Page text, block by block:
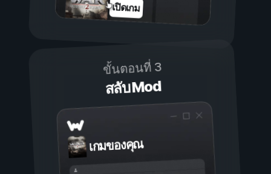
เปิดเกม
ขั้นตอนที่ 3
สลับ Mod
เกมของคุณ